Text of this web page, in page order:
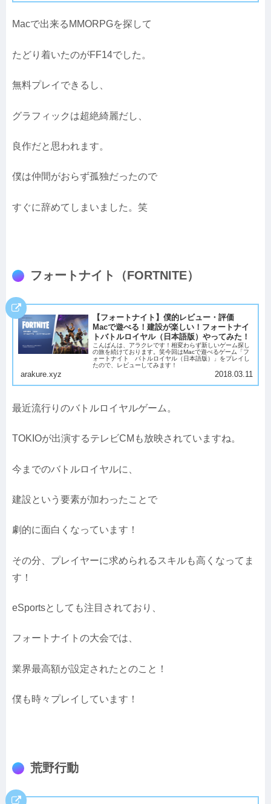
Macで出来るMMORPGを探して
たどり着いたのがFF14でした。
無料プレイできるし、
グラフィックは超絶綺麗だし、
良作だと思われます。
僕は仲間がおらず孤独だったので
すぐに辞めてしまいました。笑
フォートナイト（FORTNITE）
【フォートナイト】僕的レビュー・評価
Macで遊べる！建設が楽しい！フォートナイ
トバトルロイヤル（日本語版）やってみた！
こんばんは、アラクレです！相変わらず新しいゲーム探し
の旅を続けております。笑今回はMacで遊べるゲーム「フ
ォートナイト バトルロイヤル（日本語版）」をプレイし
たので、レビューしてみます！
arakure.xyz 2018.03.11
最近流行りのバトルロイヤルゲーム。
TOKIOが出演するテレビCMも放映されていますね。
今までのバトルロイヤルに、
建設という要素が加わったことで
劇的に面白くなっています！
その分、プレイヤーに求められるスキルも高くなってま
す！
eSportsとしても注目されており、
フォートナイトの大会では、
業界最高額が設定されたとのこと！
僕も時々プレイしています！
荒野行動